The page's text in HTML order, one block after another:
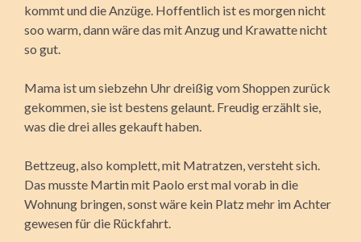
kommt und die Anzüge. Hoffentlich ist es morgen nicht
soo warm, dann wäre das mit Anzug und Krawatte nicht
so gut.
Mama ist um siebzehn Uhr dreißig vom Shoppen zurück
gekommen, sie ist bestens gelaunt. Freudig erzählt sie,
was die drei alles gekauft haben.
Bettzeug, also komplett, mit Matratzen, versteht sich.
Das musste Martin mit Paolo erst mal vorab in die
Wohnung bringen, sonst wäre kein Platz mehr im Achter
gewesen für die Rückfahrt.